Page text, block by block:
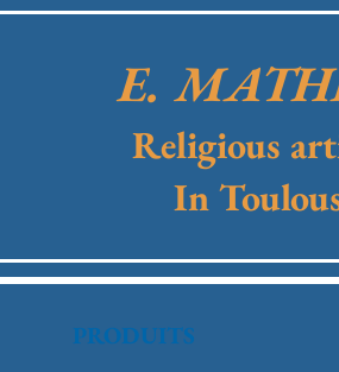
E.
Religious
In
PRODUITS